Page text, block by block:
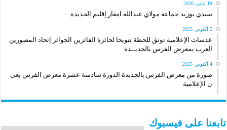
18 يناير، 2026
سيدي بوزيد جماعة مولاي عبدالله امغار إقليم الجديدة
5 أكتوبر، 2025
عدسات الإعلامية توتق للحظة تتويجا لجائزة الفائزين الجوائز إتحاد المصورين
العرب بمعرض الفرس بالجديــدة
4 أكتوبر، 2025
صورة من معرض الفرس بالجديدة الدورة سادسة عشرة معرض الفرس بعي
ن الإعلامية
تابعنا على فيسبوك